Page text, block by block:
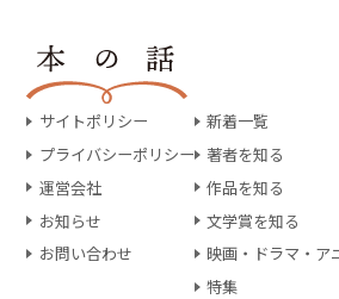
サイトポリシー
プライバシーポリシー
運営会社
お知らせ
お問い合わせ
新着一覧
著者を知る
作品を知る
文学賞を知る
映画・ドラマ・ア
特集